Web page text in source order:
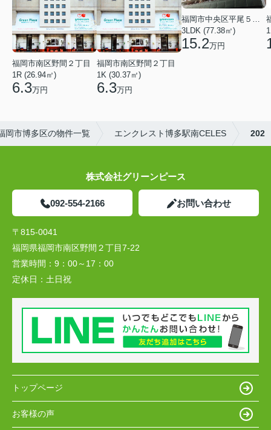
福岡市南区野間２丁目
1R (26.94㎡)
6.3万円
福岡市南区野間２丁目
1K (30.37㎡)
6.3万円
3LDK (77.38㎡)
15.2万円
岡市博多区の物件一覧 エンクレスト博多駅南CELES 202
株式会社グリーンピース
092-554-2166 お問い合わせ
〒815-0041
福岡県福岡市南区野間２丁目7-22
営業時間： 9：00～17：00
定休日： 土日祝
トップページ
お客様の声